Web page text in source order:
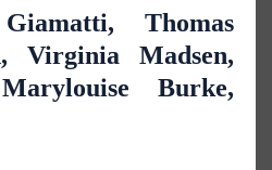
Thomas
Virginia Madsen,
Burke,